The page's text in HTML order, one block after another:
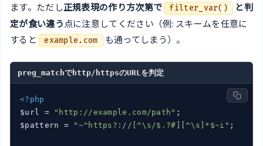
ます。ただし正規表現の作り方次第で filter_var()
と判
定が食い違う点に注意してください（例: スキームを任意に
すると
example.com も通ってしまう）。
preg_matchでhttp/httpsのURLを判定
<?php
$url =
"http://example.com/path" ;
$pattern =
"~^https?://[^\s/$.?#][^\s]*$~i" ;